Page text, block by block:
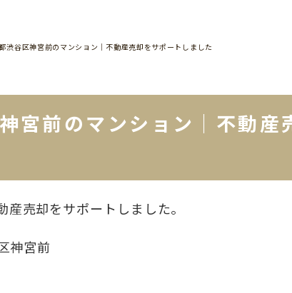
渋谷区神宮前のマンション｜不動産売却をサポートしました
宮前のマンション｜不動産
売却をサポートしました。
神宮前